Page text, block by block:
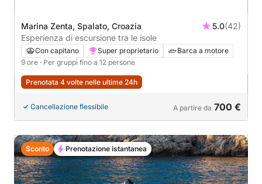
Marina Zenta, Spalato, Croazia 5.0(42)
Esperienza di escursione tra le isole
Con capitano Super proprietario
Barca a motore
9 ore · Per gruppi fino a 12 persone
Prenotata 4 volte nelle ultime 24h
Cancellazione flessibile A partire da 700 €
Sconto Prenotazione istantanea